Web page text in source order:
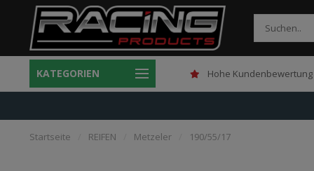
KATEGORIEN
Gratis verzending boven 150,- Hohe Kundenbewertung
Startseite REIFEN Metzeler 190/55/17